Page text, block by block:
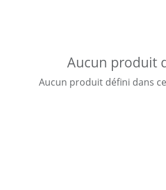
Aucun produit
Aucun produit défini dans